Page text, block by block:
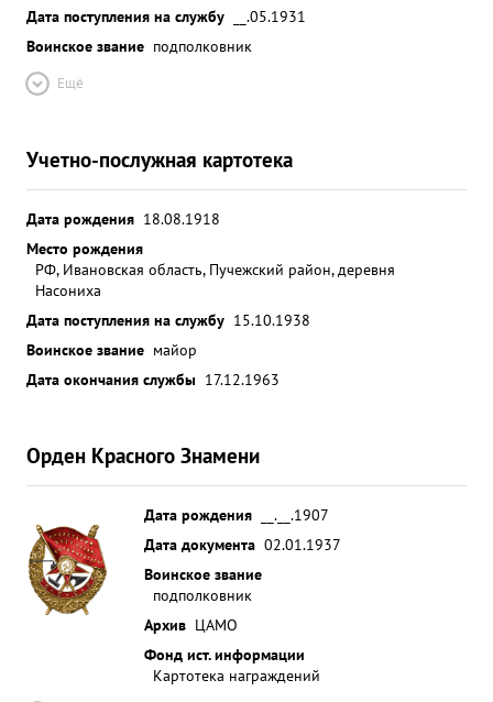
Дата поступления на службу
__.05.1931
Воинское звание подполковник
Ещё
Учетно-послужная картотека
Дата рождения 18.08.1918
Место рождения
РФ, Ивановская область, Пучежский район, деревня
Насониха
Дата поступления на службу 15.10.1938
Воинское звание майор
Дата окончания службы 17.12.1963
Орден Красного Знамени
Дата рождения
__.__.1907
Дата документа 02.01.1937
Воинское звание
подполковник
Архив ЦАМО
Фонд ист. информации
Картотека награждений